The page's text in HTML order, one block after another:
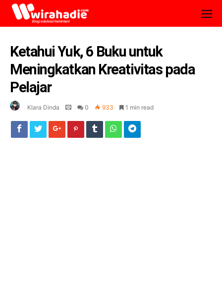
Ketahui Yuk, 6 Buku untuk
Meningkatkan Kreativitas pada
Pelajar
Klara Dinda 0 933 1 min read